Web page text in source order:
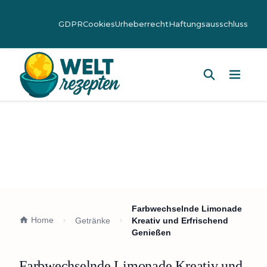
GDPRCookiesUrheberrechtHaftungsausschluss
Home Getränke
Farbwechselnde Limonade
Kreativ und Erfrischend
Genießen